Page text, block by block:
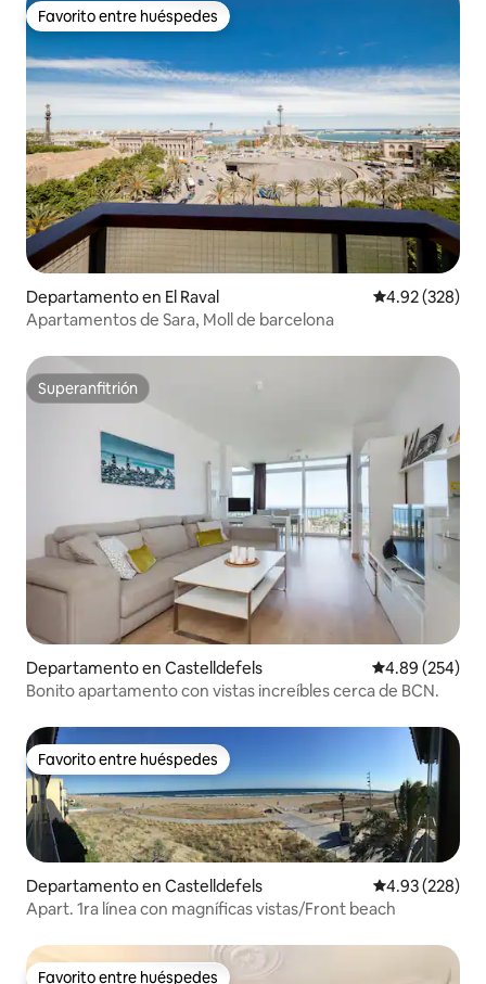
Favorito entre huéspedes
Favorito entre huéspedes
Departamento en El Raval Calificación
4.92 (328)
Apartamentos de Sara, Moll de barcelona
Superanfitrión
Superanfitrión
Departamento en Castelldefels Calificación
4.89 (254)
Bonito apartamento con vistas increíbles cerca de BCN.
Favorito entre huéspedes
Favorito entre huéspedes
Departamento en Castelldefels Calificación
4.93 (228)
Apart. 1ra línea con magníficas vistas/Front beach
Favorito entre huéspedes